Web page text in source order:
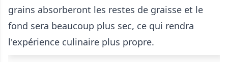
grains absorberont les restes de graisse et le
fond sera beaucoup plus sec, ce qui rendra
l'expérience culinaire plus propre.